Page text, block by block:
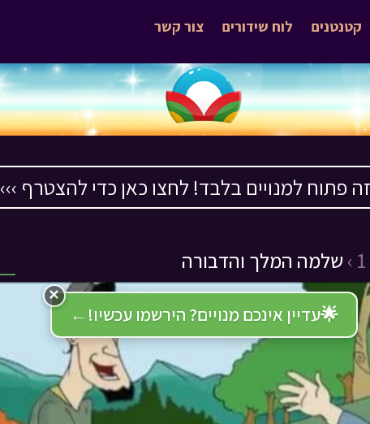
צור קשר לוח שידורים קטנטנים
פתוח למנויים בלבד! לחצו כאן כדי להצטרף ›››
שלמה המלך והדבורה
🌟עדיין אינכם מנויים? הירשמו עכשיו! ←
×